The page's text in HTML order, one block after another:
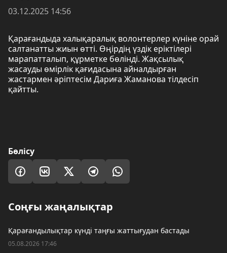
03.12.2025 14:56
Қарағандыда халықаралық волонтерлер күніне орай
салтанатты жиын өтті. Өңірдің үздік еріктілері
марапатталып, құрметке бөлінді. Жақсылық
жасауды өмірлік қағидасына айналдырған
жастармен әріптесім Дариға Жаманова тілдесіп
қайтты.
Бөлісу
Соңғы жаңалықтар
Қарағандылықтар күнді таңғы жаттығудан бастады
05.08.2026 17:46